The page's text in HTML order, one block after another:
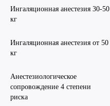
Ингаляционная анестезия 30-50
кг
Ингаляционная анестезия от 50
кг
Анестезиологическое
сопровождение 4 степени
риска